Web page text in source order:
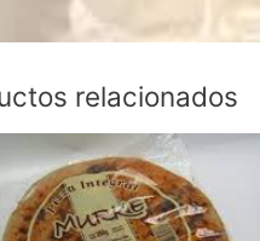
relacionados